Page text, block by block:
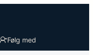
Følg med